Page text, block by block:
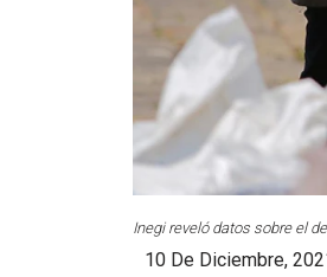
Inegi reveló datos sobre el
10 De Diciembre,